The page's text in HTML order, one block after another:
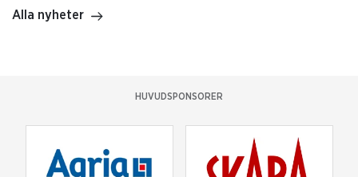
Alla nyheter
HUVUDSPONSORER